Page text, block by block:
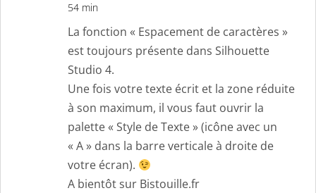
54 min
La fonction « Espacement de caractères »
est toujours présente dans Silhouette
Studio 4.
Une fois votre texte écrit et la zone réduite
à son maximum, il vous faut ouvrir la
palette « Style de Texte » (icône avec un
« A » dans la barre verticale à droite de
votre écran).
A bientôt sur Bistouille.fr